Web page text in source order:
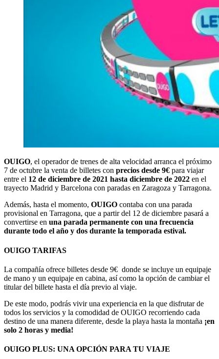
OUIGO, el operador de trenes de alta velocidad arranca el próximo
7 de octubre la venta de billetes con precios desde 9€ para viajar
entre el 12 de diciembre de 2021 hasta diciembre de 2022 en el
trayecto Madrid y Barcelona con paradas en Zaragoza y Tarragona.
Además, hasta el momento, OUIGO contaba con una parada
provisional en Tarragona, que a partir del 12 de diciembre pasará a
convertirse en una parada permanente con una frecuencia
durante todo el año y dos durante la temporada estival.
OUIGO TARIFAS
La compañía ofrece billetes desde 9€ donde se incluye un equipaje
de mano y un equipaje en cabina, así como la opción de cambiar el
titular del billete hasta el día previo al viaje.
De este modo, podrás vivir una experiencia en la que disfrutar de
todos los servicios y la comodidad de OUIGO recorriendo cada
destino de una manera diferente, desde la playa hasta la montaña ¡en
solo 2 horas y media!
OUIGO PLUS: UNA OPCIÓN PARA TU VIAJE